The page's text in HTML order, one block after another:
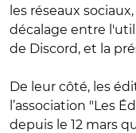
les réseaux
décalage entre
de Discord, et la
De leur côté, les
l’association "Les
depuis le 12 mars